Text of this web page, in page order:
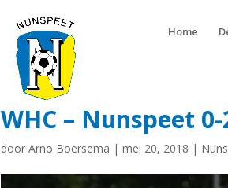
Home
WHC – Nunspeet
doorArno Boersema |mei 20, 2018 |